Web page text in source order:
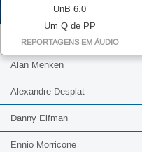
UnB 6.0
Um Q de PP
REPORTAGENS EM ÁUDIO
Alan Menken
Alexandre Desplat
Danny Elfman
Ennio Morricone